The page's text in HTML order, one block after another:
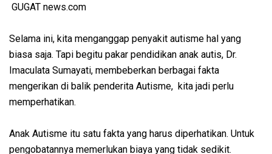
GUGAT news.com
Selama ini, kita menganggap penyakit autisme hal yang
biasa saja. Tapi begitu pakar pendidikan anak autis, Dr.
Imaculata Sumayati, membeberkan berbagai fakta
mengerikan di balik penderita Autisme, kita jadi perlu
memperhatikan.
Anak Autisme itu satu fakta yang harus diperhatikan. Untuk
pengobatannya memerlukan biaya yang tidak sedikit.